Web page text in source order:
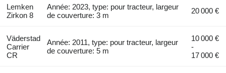
Lemken
Zirkon 8
Année: 2023, type: pour tracteur, largeur
de couverture: 3 m
20 000 €
Väderstad
Carrier
CR
Année: 2011, type: pour tracteur, largeur
de couverture: 5 m
10 000 €
-
17 000 €